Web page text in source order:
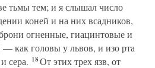
тьмы тем; и я слышал число
коней и на них всадников,
огненные, гиацинтовые и
как головы у львов, и изо рта
сера. 18От этих трех язв, от